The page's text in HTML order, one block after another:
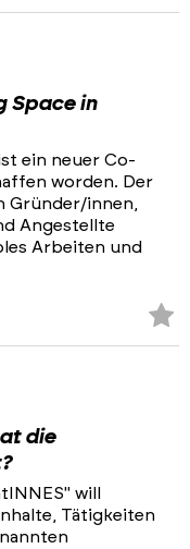
Space in
ein neuer Co-
worden. Der
Gründer/innen,
Angestellte
Arbeiten und
die
will
Tätigkeiten